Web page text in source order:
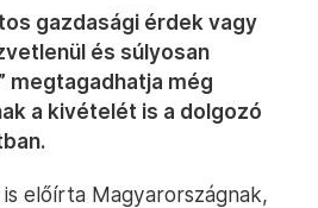
gazdasági érdek vagy
és súlyosan
megtagadhatja még
a kivételét is a dolgozó
előírta Magyarországnak,